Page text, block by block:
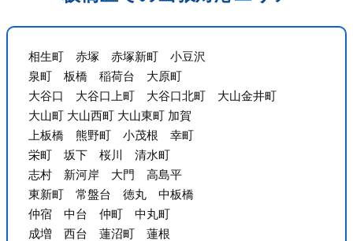
相生町 赤塚 赤塚新町 小豆沢
泉町 板橋 稲荷台 大原町
大谷口 大谷口上町 大谷口北町 大山金井町
大山町 大山西町 大山東町 加賀
上板橋 熊野町 小茂根 幸町
栄町 坂下 桜川 清水町
志村 新河岸 大門 高島平
東新町 常盤台 徳丸 中板橋
仲宿 中台 仲町 中丸町
成増 西台 蓮沼町 蓮根